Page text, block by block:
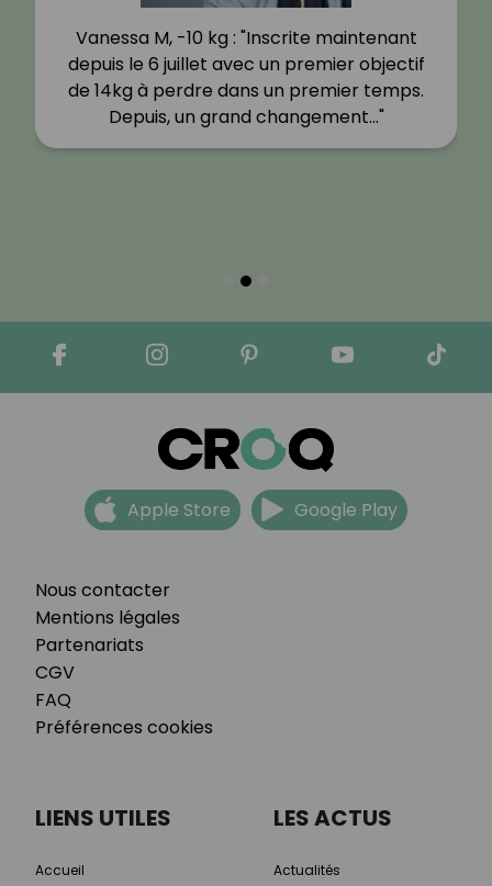
Vanessa M, -10 kg : "Inscrite maintenant
depuis le 6 juillet avec un premier objectif
de 14kg à perdre dans un premier temps.
Depuis, un grand changement…"
Nous contacter
Mentions légales
Partenariats
CGV
FAQ
Préférences cookies
Apple Store Google Play
LIENS UTILES
Accueil
LES ACTUS
Actualités